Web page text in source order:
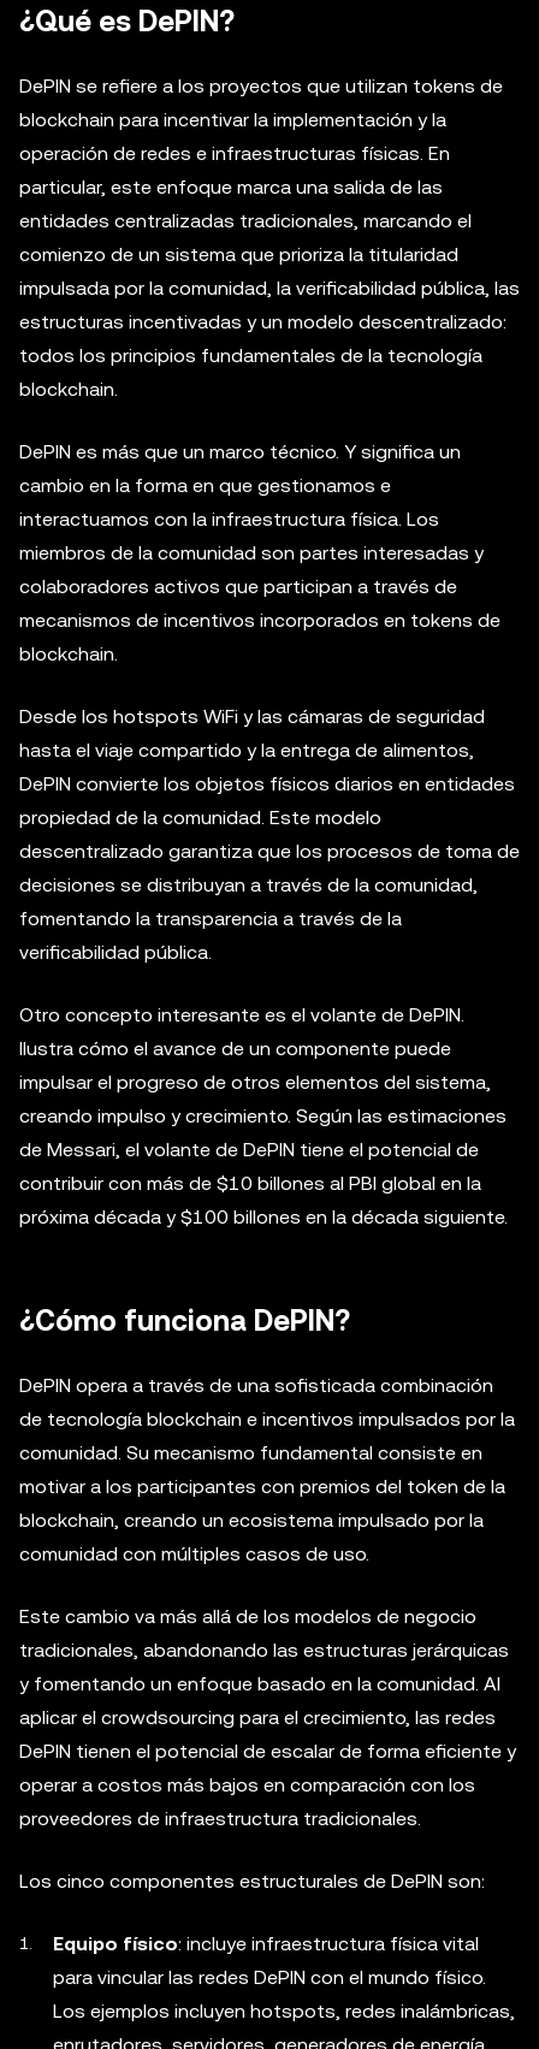
¿Qué es DePIN?
DePIN se refiere a los proyectos que utilizan tokens de
blockchain para incentivar la implementación y la
operación de redes e infraestructuras físicas. En
particular, este enfoque marca una salida de las
entidades centralizadas tradicionales, marcando el
comienzo de un sistema que prioriza la titularidad
impulsada por la comunidad, la verificabilidad pública, las
estructuras incentivadas y un modelo descentralizado:
todos los principios fundamentales de la tecnología
blockchain.
DePIN es más que un marco técnico. Y significa un
cambio en la forma en que gestionamos e
interactuamos con la infraestructura física. Los
miembros de la comunidad son partes interesadas y
colaboradores activos que participan a través de
mecanismos de incentivos incorporados en tokens de
blockchain.
Desde los hotspots WiFi y las cámaras de seguridad
hasta el viaje compartido y la entrega de alimentos,
DePIN convierte los objetos físicos diarios en entidades
propiedad de la comunidad. Este modelo
descentralizado garantiza que los procesos de toma de
decisiones se distribuyan a través de la comunidad,
fomentando la transparencia a través de la
verificabilidad pública.
Otro concepto interesante es el volante de DePIN.
Ilustra cómo el avance de un componente puede
impulsar el progreso de otros elementos del sistema,
creando impulso y crecimiento. Según las estimaciones
de Messari, el volante de DePIN tiene el potencial de
contribuir con más de $10 billones al PBI global en la
próxima década y $100 billones en la década siguiente.
¿Cómo funciona DePIN?
DePIN opera a través de una sofisticada combinación
de tecnología blockchain e incentivos impulsados por la
comunidad. Su mecanismo fundamental consiste en
motivar a los participantes con premios del token de la
blockchain, creando un ecosistema impulsado por la
comunidad con múltiples casos de uso.
Este cambio va más allá de los modelos de negocio
tradicionales, abandonando las estructuras jerárquicas
y fomentando un enfoque basado en la comunidad. Al
aplicar el crowdsourcing para el crecimiento, las redes
DePIN tienen el potencial de escalar de forma eficiente y
operar a costos más bajos en comparación con los
proveedores de infraestructura tradicionales.
Los cinco componentes estructurales de DePIN son:
Equipo físico: incluye infraestructura física vital
para vincular las redes DePIN con el mundo físico.
Los ejemplos incluyen hotspots, redes inalámbricas,